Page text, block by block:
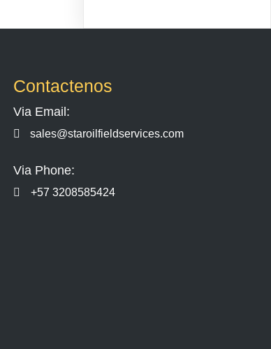
Contactenos
Via Email:
sales@staroilfieldservices.com
Via Phone:
+57 3208585424